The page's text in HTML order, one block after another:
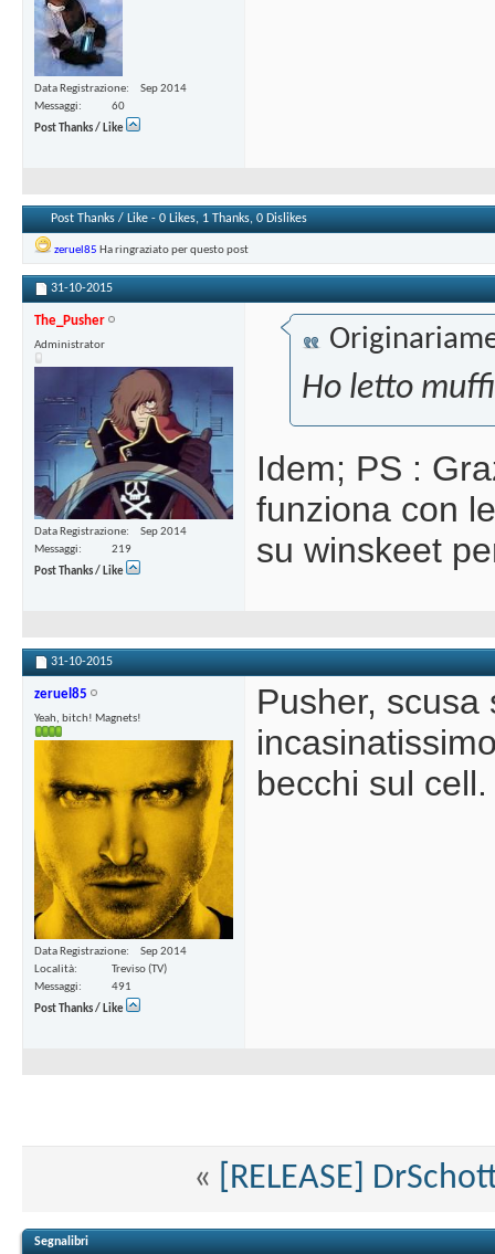
Data Registrazione
Sep 2014
Messaggi
60
Post Thanks / Like
Post Thanks / Like - 0 Likes, 1 Thanks, 0 Dislikes
zeruel85 Ha ringraziato per questo post
31-10-2015
The_Pusher
Administrator
Data Registrazione
Sep 2014
Messaggi
219
Post Thanks / Like
Ho letto
Idem; PS :
funziona con
su winskeet
31-10-2015
zeruel85
Yeah, bitch! Magnets!
Data Registrazione
Sep 2014
Località
Treviso (TV)
Messaggi
491
Post Thanks / Like
Pusher,
becchi sul
« [RELEASE]
Segnalibri